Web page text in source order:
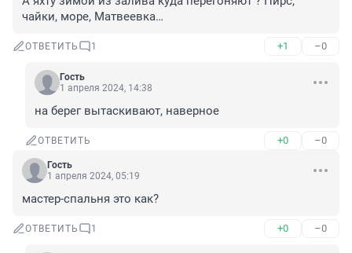
чайки, море, Матвеевка…
ОТВЕТИТЬ 1 +1 –0
Гость
1 апреля 2024, 14:38
на берег вытаскивают, наверное
ОТВЕТИТЬ +0 –0
Гость
1 апреля 2024, 05:19
мастер-спальня это как?
ОТВЕТИТЬ 1 +0 –0